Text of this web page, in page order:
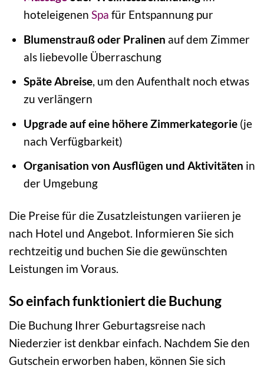
hoteleigenen Spa für Entspannung pur
Blumenstrauß oder Pralinen auf dem Zimmer
als liebevolle Überraschung
Späte Abreise, um den Aufenthalt noch etwas
zu verlängern
Upgrade auf eine höhere Zimmerkategorie(je
nach Verfügbarkeit)
Organisation von Ausflügen und Aktivitäten in
der Umgebung
Die Preise für die Zusatzleistungen variieren je
nach Hotel und Angebot. Informieren Sie sich
rechtzeitig und buchen Sie die gewünschten
Leistungen im Voraus.
So einfach funktioniert die Buchung
Die Buchung Ihrer Geburtagsreise nach
Niederzier ist denkbar einfach. Nachdem Sie den
Gutschein erworben haben, können Sie sich